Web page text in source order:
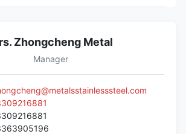
Zhongcheng Metal
Manager